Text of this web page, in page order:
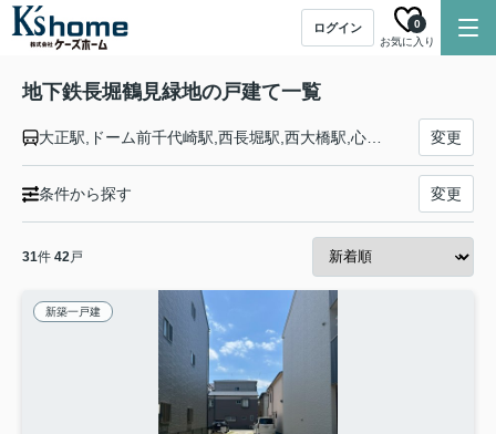
ログイン
お気に入り
0
地下鉄長堀鶴見緑地の戸建て一覧
変更
条件から探す 変更
31件 42戸
新築一戸建